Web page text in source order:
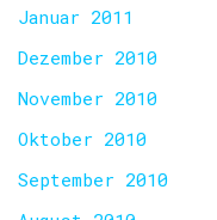
Januar 2011
Dezember 2010
November 2010
Oktober 2010
September 2010